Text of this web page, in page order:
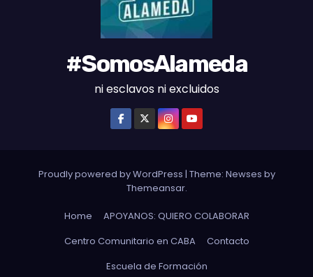
#SomosAlameda
ni esclavos ni excluidos
Proudly powered by WordPress | Theme: Newses by
Themeansar.
Home
APOYANOS: QUIERO COLABORAR
Centro Comunitario en CABA
Contacto
Escuela de Formación